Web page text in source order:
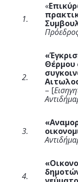
1.
«
2.
«
Θέρμου
– [
3.
«
4.